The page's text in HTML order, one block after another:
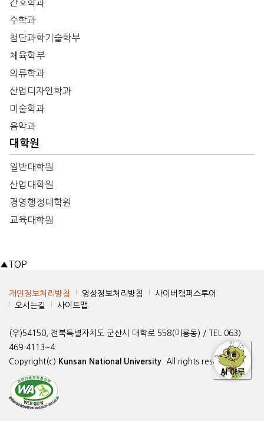
간호학과
수학과
첨단과학기술학부
체육학부
의류학과
산업디자인학과
미술학과
음악과
대학원
일반대학원
산업대학원
경영행정대학원
교육대학원
▲ TOP
개인정보처리방침 영상정보처리방침
사이버캠퍼스투어
오시는길
사이트맵
(우)54150, 전북특별자치도 군산시 대학로 558(미룡동) / TEL.063)
469-4113~4
Copyright(c) Kunsan National University . All rights reserved.